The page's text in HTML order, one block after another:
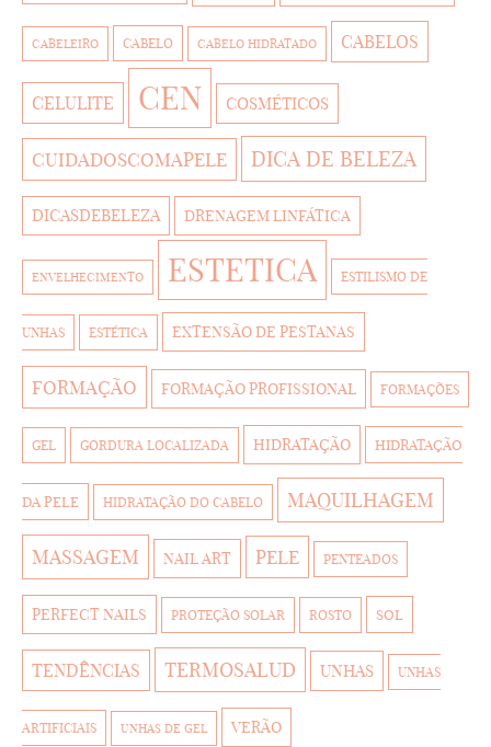
CABELEIRO CABELO CABELO HIDRATADO CABELOS
CELULITE CEN COSMÉTICOS
CUIDADOSCOMAPELE DICA DE BELEZA
DICASDEBELEZA DRENAGEM LINFÁTICA
ENVELHECIMENTO ESTETICA ESTILISMO DE
UNHAS ESTÉTICA EXTENSÃO DE PESTANAS
FORMAÇÃO FORMAÇÃO PROFISSIONAL FORMAÇÕES
GEL GORDURA LOCALIZADA HIDRATAÇÃO HIDRATAÇÃO
DA PELE HIDRATAÇÃO DO CABELO MAQUILHAGEM
MASSAGEM NAIL ART PELE PENTEADOS
PERFECT NAILS PROTEÇÃO SOLAR ROSTO SOL
TENDÊNCIAS TERMOSALUD UNHAS UNHAS
ARTIFICIAIS UNHAS DE GEL VERÃO